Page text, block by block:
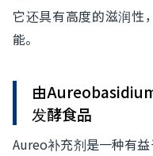
它还具有高度的滋润性
能。
由
发酵食品
Aureo补充剂是一种有